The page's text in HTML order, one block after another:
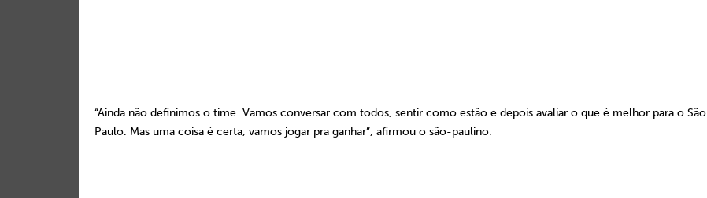
“Ainda não definimos o time. Vamos conversar com todos, sentir como estão e depois avaliar o que é melhor para o São
Paulo. Mas uma coisa é certa, vamos jogar pra ganhar”, afirmou o são-paulino.